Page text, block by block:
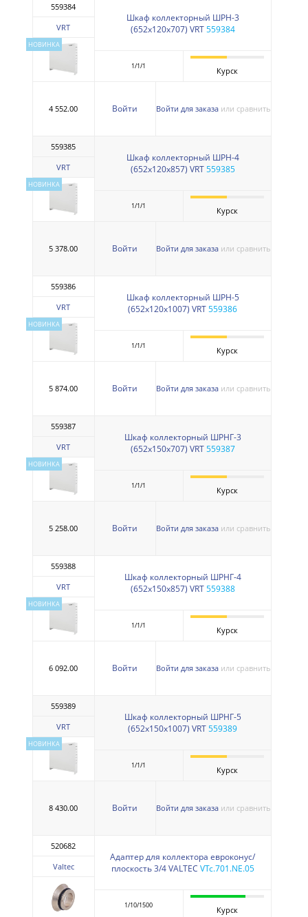
НОВИНКА
559384
VRT
Шкаф коллекторный ШРН-3
(652х120х707) VRT 559384
1/1/1 Курск
4 552.00 Войти Войти для заказа или сравнить
НОВИНКА
559385
VRT
Шкаф коллекторный ШРН-4
(652х120х857) VRT 559385
1/1/1 Курск
5 378.00 Войти Войти для заказа или сравнить
НОВИНКА
559386
VRT
Шкаф коллекторный ШРН-5
(652х120х1007) VRT559386
1/1/1 Курск
5 874.00 Войти Войти для заказа или сравнить
НОВИНКА
559387
VRT
Шкаф коллекторный ШРНГ-3
(652х150х707) VRT 559387
1/1/1 Курск
5 258.00 Войти Войти для заказа или сравнить
НОВИНКА
559388
VRT
Шкаф коллекторный ШРНГ-4
(652х150х857) VRT 559388
1/1/1 Курск
6 092.00 Войти Войти для заказа или сравнить
НОВИНКА
559389
VRT
Шкаф коллекторный ШРНГ-5
(652х150х1007) VRT559389
1/1/1 Курск
8 430.00 Войти Войти для заказа или сравнить
520682
Valtec
Адаптер для коллектора евроконус/
плоскость 3/4 VALTEC VTc.701.NE.05
1/10/1500 Курск